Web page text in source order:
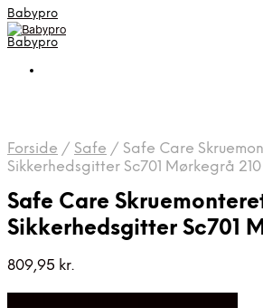
Babypro
Babypro
Forside / Safe / Safe Care
Sikkerhedsgitter Sc701 Mørkegrå 210
Safe Care
Sikkerhedsgitter Sc701
809,95 kr.